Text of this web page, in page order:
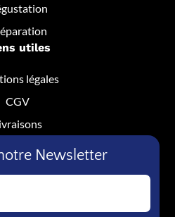
utiles
légales
CGV
Newsletter